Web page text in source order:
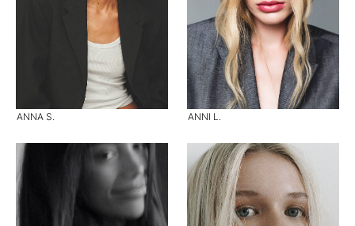
ANNA S. ANNI L.